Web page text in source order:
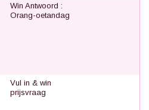
Win Antwoord :
Orang-oetandag
Vul in & win
prijsvraag